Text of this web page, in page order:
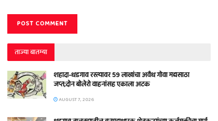
ताज्या बातम्या
शहादा-धडगाव रस्त्यावर 59 लाखांचा अवैध गोवा मद्यसाठा
जप्त;दोन बोलेरो वाहनांसह एकाला अटक
AUGUST 7, 2026